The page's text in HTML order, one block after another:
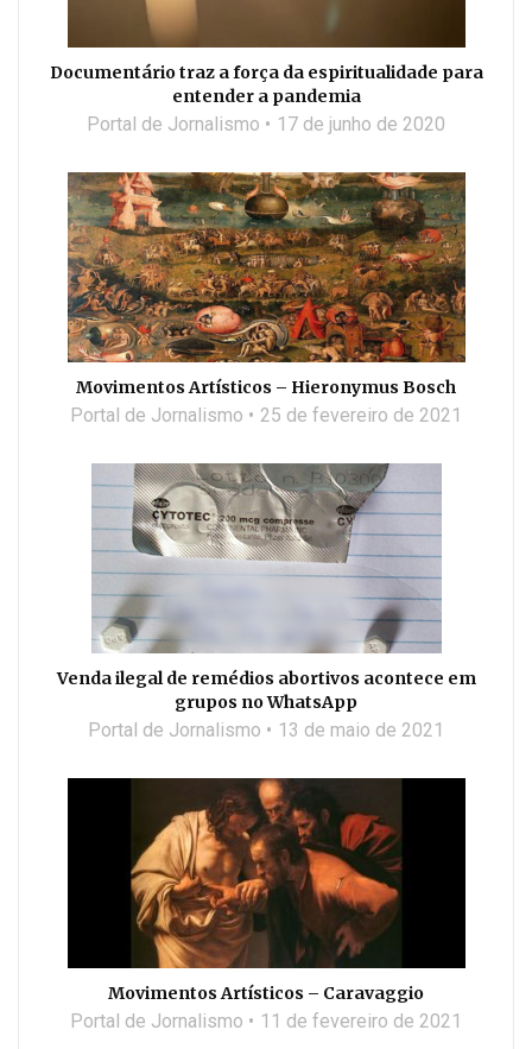
Documentário traz a força da espiritualidade para
entender a pandemia
Portal de Jornalismo 17 de junho de 2020
Movimentos Artísticos – Hieronymus Bosch
Portal de Jornalismo 25 de fevereiro de 2021
Venda ilegal de remédios abortivos acontece em
grupos no WhatsApp
Portal de Jornalismo 13 de maio de 2021
Movimentos Artísticos – Caravaggio
Portal de Jornalismo 11 de fevereiro de 2021